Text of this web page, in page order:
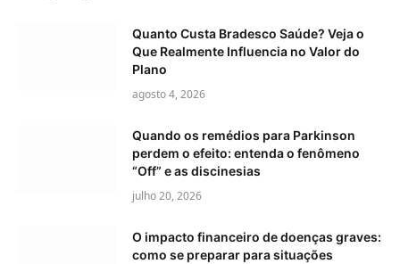
Quanto Custa Bradesco Saúde? Veja o
Que Realmente Influencia no Valor do
Plano
agosto 4, 2026
Quando os remédios para Parkinson
perdem o efeito: entenda o fenômeno
“Off” e as discinesias
julho 20, 2026
O impacto financeiro de doenças graves:
como se preparar para situações